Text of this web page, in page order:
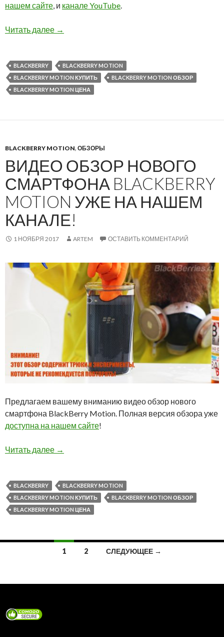
нашем сайте, и канале YouTube.
Читать далее Снижена цена на BlackBerry Motion!
→
BLACKBERRY
BLACKBERRY MOTION
BLACKBERRY MOTION КУПИТЬ
BLACKBERRY MOTION ОБЗОР
BLACKBERRY MOTION ЦЕНА
BLACKBERRY MOTION, ОБЗОРЫ
ВИДЕО ОБЗОР НОВОГО
СМАРТФОНА BLACKBERRY
MOTION УЖЕ НА НАШЕМ
КАНАЛЕ!
1 НОЯБРЯ 2017 ARTEM ОСТАВИТЬ КОММЕНТАРИЙ
Предлагаем вашему вниманию видео обзор нового
смартфона BlackBerry Motion. Полная версия обзора уже
доступна на нашем сайте!
Читать далее Видео обзор нового смартфона BlackBerry
→
BLACKBERRY
BLACKBERRY MOTION
BLACKBERRY MOTION КУПИТЬ
BLACKBERRY MOTION ОБЗОР
BLACKBERRY MOTION ЦЕНА
Навигация
записям
1 2 СЛЕДУЮЩЕЕ →